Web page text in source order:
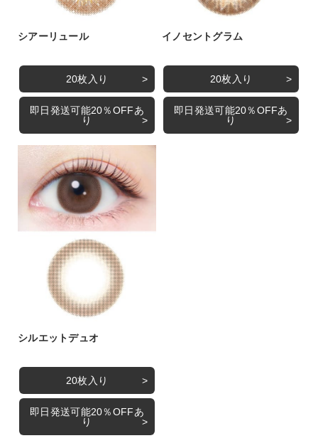
シアーリュール
20枚入り
即日発送可能20％OFFあ
り
イノセントグラム
20枚入り
即日発送可能20％OFFあ
り
シルエットデュオ
20枚入り
即日発送可能20％OFFあ
り